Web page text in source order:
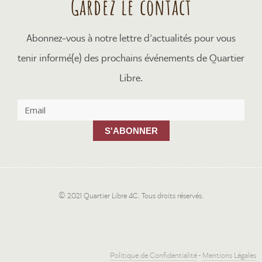
Gardez le contact
Abonnez-vous à notre lettre d’actualités pour vous
tenir informé(e) des prochains événements de Quartier
Libre.
S'ABONNER
© 2021 Quartier Libre 4C. Tous droits réservés.
Politique de Confidentialité • Mentions Légales